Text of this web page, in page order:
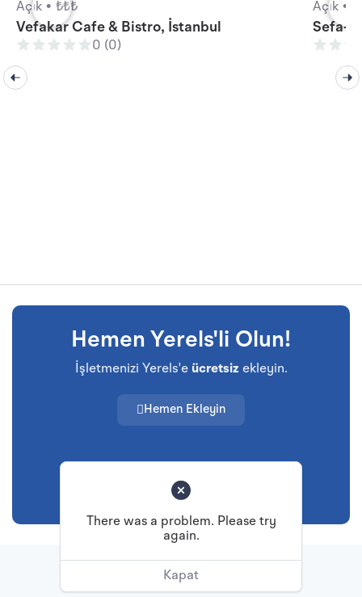
Açık • ₺₺₺
Vefakar Cafe & Bistro, İstanbul
0 (0)
Açık •
Sefa-i
Hemen Yerels'li Olun!
İşletmenizi Yerels'e ücretsiz ekleyin.
Hemen Ekleyin
© Tüm hakları saklıdır.
There was a problem. Please try
again.
Kapat